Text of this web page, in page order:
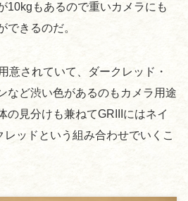
10kgもあるので重いカメラにも
できるのだ。
意されていて、ダークレッド・
など渋い色があるのもカメラ用途
の見分けも兼ねてGRIIIにはネイ
レッドという組み合わせでいくこ